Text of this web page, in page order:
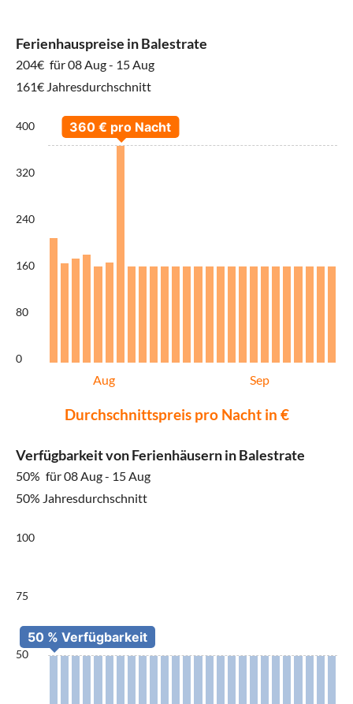
Ferienhauspreise in Balestrate
204€ für 08 Aug - 15 Aug
161€ Jahresdurchschnitt
400
320
240
160
80
0
Aug Sep
Durchschnittspreis pro Nacht in €
Verfügbarkeit von Ferienhäusern in Balestrate
50% für 08 Aug - 15 Aug
50% Jahresdurchschnitt
100
75
50